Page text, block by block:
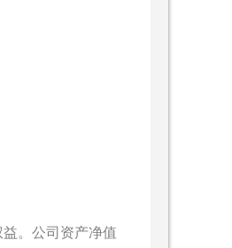
。公司资产净值